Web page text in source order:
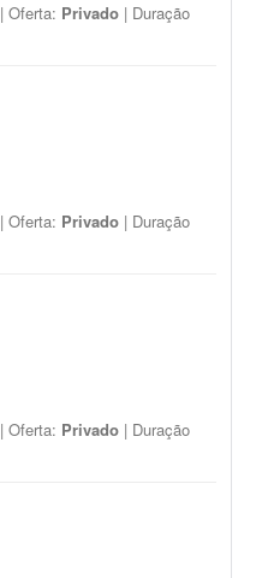
| Oferta: Privado | Duração
| Oferta: Privado | Duração
| Oferta: Privado | Duração